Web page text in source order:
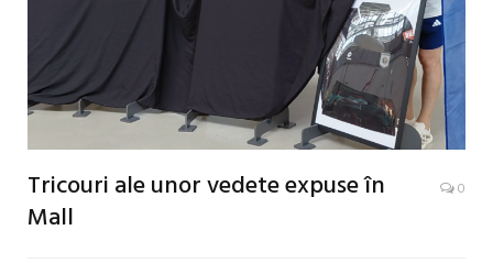
Tricouri ale unor vedete expuse în
Mall
0